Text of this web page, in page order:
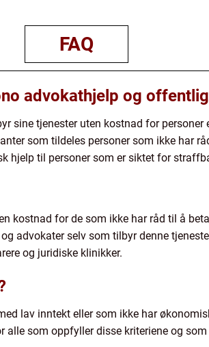
FAQ
advokathjelp og
sine tjenester uten kostnad for
som tildeles personer som ikke har
hjelp til personer som er siktet for
kostnad for de som ikke har råd til å
advokater selv som tilbyr denne
og juridiske klinikker.
lav inntekt eller som ikke har
alle som oppfyller disse kriteriene og